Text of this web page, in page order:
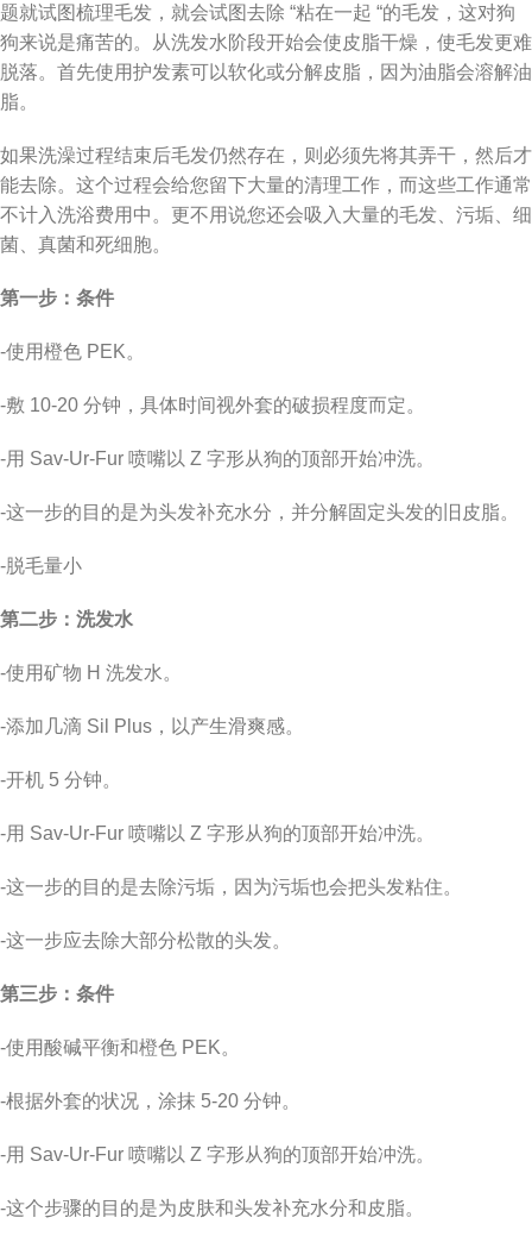
题就试图梳理毛发，就会试图去除 “粘在一起 “的毛发，这对狗
狗来说是痛苦的。从洗发水阶段开始会使皮脂干燥，使毛发更难
脱落。首先使用护发素可以软化或分解皮脂，因为油脂会溶解油
脂。
如果洗澡过程结束后毛发仍然存在，则必须先将其弄干，然后才
能去除。这个过程会给您留下大量的清理工作，而这些工作通常
不计入洗浴费用中。更不用说您还会吸入大量的毛发、污垢、细
菌、真菌和死细胞。
第一步：条件
-使用橙色 PEK。
-敷 10-20 分钟，具体时间视外套的破损程度而定。
-用 Sav-Ur-Fur 喷嘴以 Z 字形从狗的顶部开始冲洗。
-这一步的目的是为头发补充水分，并分解固定头发的旧皮脂。
-脱毛量小
第二步：洗发水
-使用矿物 H 洗发水。
-添加几滴 Sil Plus，以产生滑爽感。
-开机 5 分钟。
-用 Sav-Ur-Fur 喷嘴以 Z 字形从狗的顶部开始冲洗。
-这一步的目的是去除污垢，因为污垢也会把头发粘住。
-这一步应去除大部分松散的头发。
第三步：条件
-使用酸碱平衡和橙色 PEK。
-根据外套的状况，涂抹 5-20 分钟。
-用 Sav-Ur-Fur 喷嘴以 Z 字形从狗的顶部开始冲洗。
-这个步骤的目的是为皮肤和头发补充水分和皮脂。